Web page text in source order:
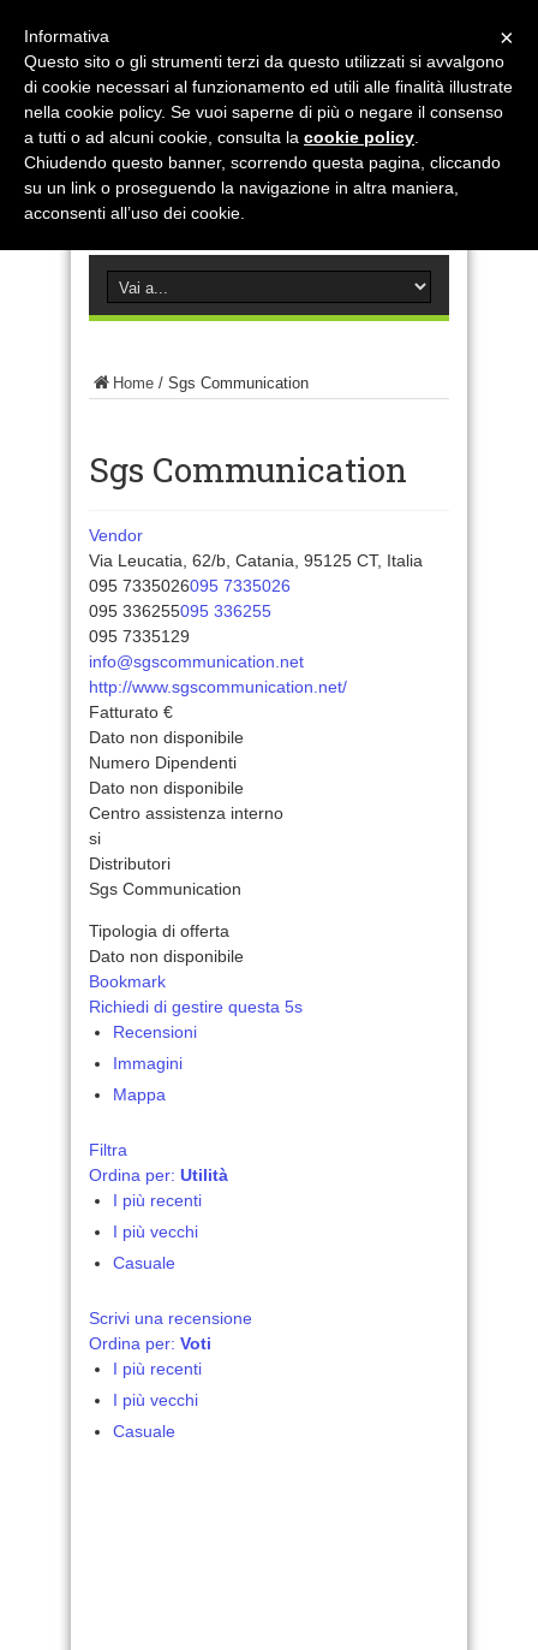
Home / Sgs Communication
Sgs Communication
Vendor
Via Leucatia, 62/b, Catania, 95125 CT, Italia
095 7335026095 7335026
095 336255095 336255
095 7335129
info@sgscommunication.net
http://www.sgscommunication.net/
Fatturato €
Dato non disponibile
Numero Dipendenti
Dato non disponibile
Centro assistenza interno
si
Distributori
Sgs Communication
Tipologia di offerta
Dato non disponibile
Bookmark
Richiedi di gestire questa 5s
Recensioni
Immagini
Mappa
Filtra
Ordina per: Utilità
I più recenti
I più vecchi
Casuale
Scrivi una recensione
Ordina per: Voti
I più recenti
I più vecchi
Casuale
×
Informativa
Questo sito o gli strumenti terzi da questo utilizzati si avvalgono
di cookie necessari al funzionamento ed utili alle finalità illustrate
nella cookie policy. Se vuoi saperne di più o negare il consenso
a tutti o ad alcuni cookie, consulta la cookie policy
Chiudendo questo banner, scorrendo questa pagina, cliccando
su un link o proseguendo la navigazione in altra maniera,
acconsenti all’uso dei cookie.